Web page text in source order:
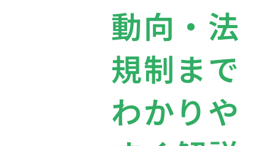
動向・法
規制まで
わかりや